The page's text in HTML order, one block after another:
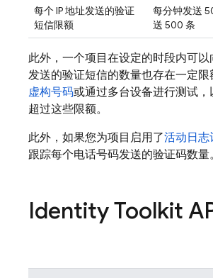
每个 IP 地址发送的验证
短信限额
每分钟发送
送 500 条
此外，一个项目在设定的时段内可
发送的验证短信的数量也存在一定
虚构号码或通过多台设备进行测试
超过这些限额。
此外，如果您为项目启用了活动日志
跟踪每个电话号码发送的验证码数量。
Identity Toolkit